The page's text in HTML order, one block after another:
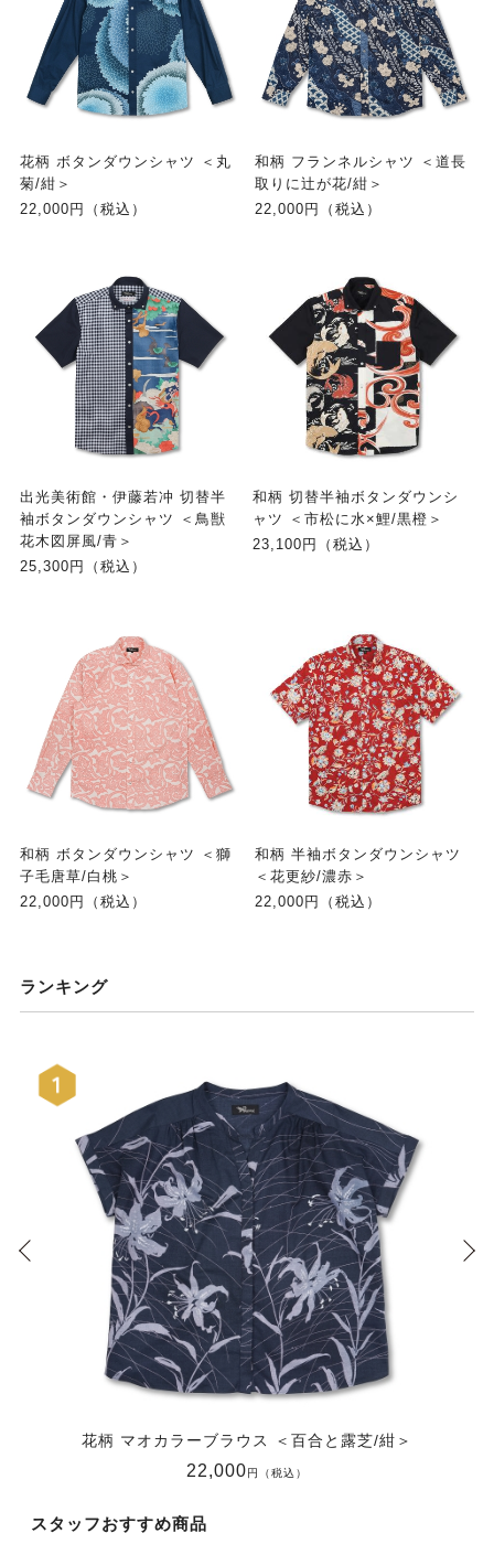
花柄 ボタンダウンシャツ ＜丸
菊/紺＞
22,000円（税込）
和柄 フランネルシャツ ＜道長
取りに辻が花/紺＞
22,000円（税込）
出光美術館・伊藤若冲 切替半
袖ボタンダウンシャツ ＜鳥獣
花木図屏風/青＞
25,300円（税込）
和柄 切替半袖ボタンダウンシ
ャツ ＜市松に水×鯉/黒橙＞
23,100円（税込）
和柄 ボタンダウンシャツ ＜獅
子毛唐草/白桃＞
22,000円（税込）
和柄 半袖ボタンダウンシャツ
＜花更紗/濃赤＞
22,000円（税込）
ランキング
花柄 マオカラーブラウス ＜百合と露芝/紺＞
22,000円（税込）
スタッフおすすめ商品